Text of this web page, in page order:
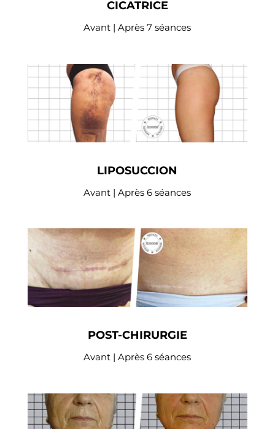
CICATRICE
Avant | Après 7 séances
LIPOSUCCION
Avant | Après 6 séances
POST-CHIRURGIE
Avant | Après 6 séances